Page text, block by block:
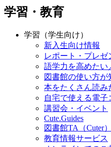
学習・教育
学習（学生向け）
新入生向け情報
レポート・プレ
語学力を高めたい
図書館の使い方が
本をたくさん読み
自宅で使える電子
講習会・イベント
Cute.Guides
図書館TA（Cuter）
教育情報サービス